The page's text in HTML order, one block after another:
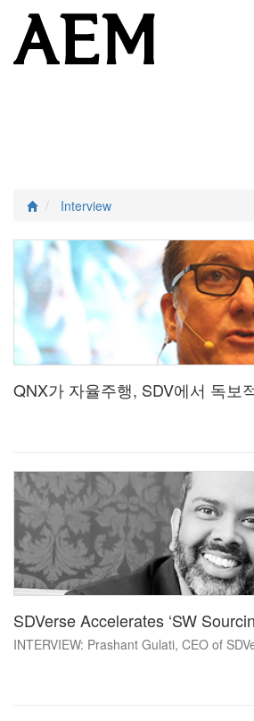
Interview
QNX가 자율주행, SDV에서 독보
SDVerse Accelerates ‘SW
INTERVIEW: Prashant Gulati, CEO of